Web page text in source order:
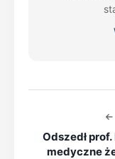
Odszedł
medyczne